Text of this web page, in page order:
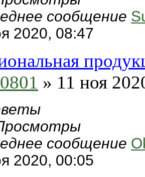
сообщение
2020, 08:47
» 11 ноя
сообщение
2020, 00:05